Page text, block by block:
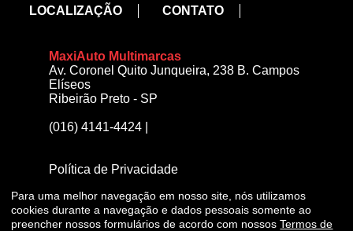
LOCALIZAÇÃO
CONTATO
MaxiAuto Multimarcas
Av. Coronel Quito Junqueira, 238 B. Campos
Elíseos
Ribeirão Preto - SP
(016) 4141-4424
Política de Privacidade
Para uma melhor navegação em nosso site, nós utilizamos
cookies durante a navegação e dados pessoais somente ao
preencher nossos formulários de acordo com nossosTermos de